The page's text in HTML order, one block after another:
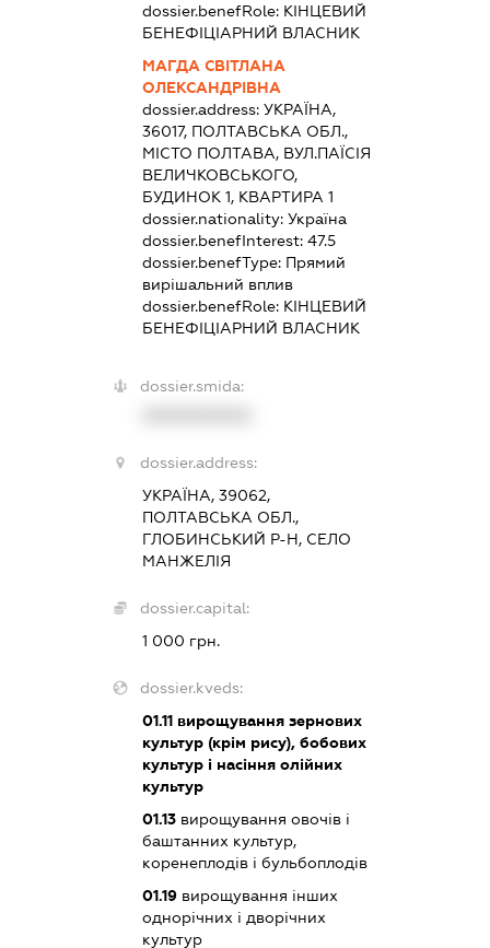
dossier.benefRole: КІНЦЕВИЙ
БЕНЕФІЦІАРНИЙ ВЛАСНИК
МАГДА СВІТЛАНА
ОЛЕКСАНДРІВНА
dossier.address: УКРАЇНА,
36017, ПОЛТАВСЬКА ОБЛ.,
МІСТО ПОЛТАВА, ВУЛ.ПАЇСІЯ
ВЕЛИЧКОВСЬКОГО,
БУДИНОК 1, КВАРТИРА 1
dossier.nationality: Україна
dossier.benefInterest: 47.5
dossier.benefType: Прямий
вирішальний вплив
dossier.benefRole: КІНЦЕВИЙ
БЕНЕФІЦІАРНИЙ ВЛАСНИК
dossier.smida:
dossier.address:
УКРАЇНА, 39062,
ПОЛТАВСЬКА ОБЛ.,
ГЛОБИНСЬКИЙ Р-Н, СЕЛО
МАНЖЕЛІЯ
dossier.capital:
1 000 грн.
dossier.kveds:
01.11вирощування зернових
культур (крім рису), бобових
культур і насіння олійних
культур
01.13вирощування овочів і
баштанних культур,
коренеплодів і бульбоплодів
01.19вирощування інших
однорічних і дворічних
культур